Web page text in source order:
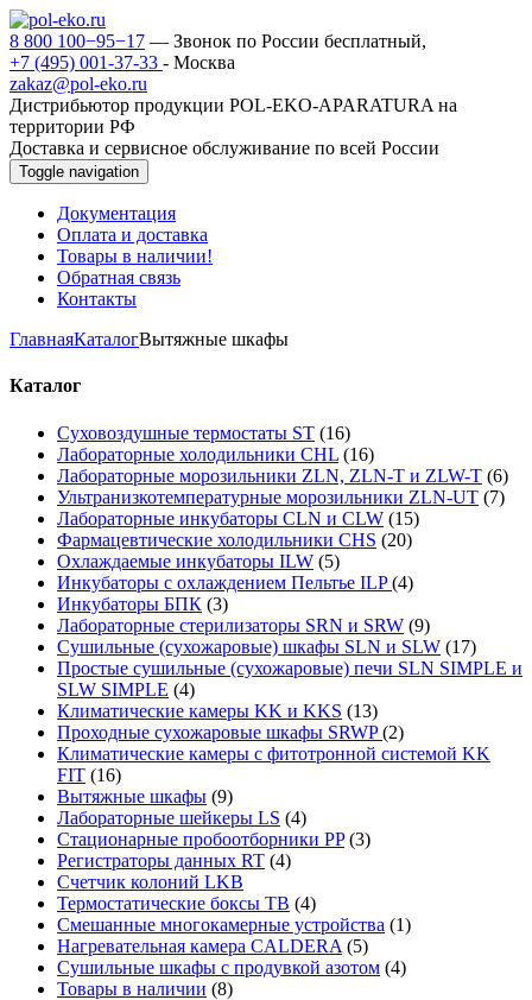
8 800 100−95−17 — Звонок по России бесплатный,
+7 (495) 001-37-33 - Москва
zakaz@pol-eko.ru
Дистрибьютор продукции POL-EKO-APARATURA на
территории РФ
Доставка и сервисное обслуживание по всей России
Toggle navigation
Документация
Оплата и доставка
Товары в наличии!
Обратная связь
Контакты
ГлавнаяКаталогВытяжные шкафы
Каталог
Суховоздушные термостаты ST (16)
Лабораторные холодильники CHL (16)
Лабораторные морозильники ZLN, ZLN-T и ZLW-T (6)
Ультранизкотемпературные морозильники ZLN-UT (7)
Лабораторные инкубаторы CLN и CLW (15)
Фармацевтические холодильники CHS (20)
Охлаждаемые инкубаторы ILW (5)
Инкубаторы с охлаждением Пельтье ILP(4)
Инкубаторы БПК (3)
Лабораторные стерилизаторы SRN и SRW (9)
Сушильные (сухожаровые) шкафы SLN и SLW (17)
Простые сушильные (сухожаровые) печи SLN SIMPLE и
SLW SIMPLE (4)
Климатические камеры KK и KKS (13)
Проходные сухожаровые шкафы SRWP(2)
Климатические камеры с фитотронной системой KK
FIT (16)
Вытяжные шкафы (9)
Лабораторные шейкеры LS (4)
Стационарные пробоотборники PP (3)
Регистраторы данных RT (4)
Счетчик колоний LKB
Термостатические боксы TB (4)
Смешанные многокамерные устройства (1)
Нагревательная камера CALDERA (5)
Сушильные шкафы с продувкой азотом (4)
Товары в наличии (8)